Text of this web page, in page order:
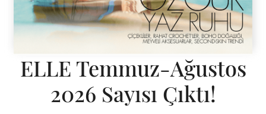
ELLE Temmuz-Ağustos
2026 Sayısı Çıktı!